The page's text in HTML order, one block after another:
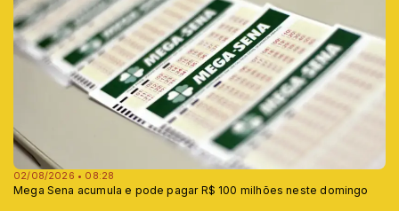
02/08/2026 • 08:28
Mega Sena acumula e pode pagar R$ 100 milhões neste domingo